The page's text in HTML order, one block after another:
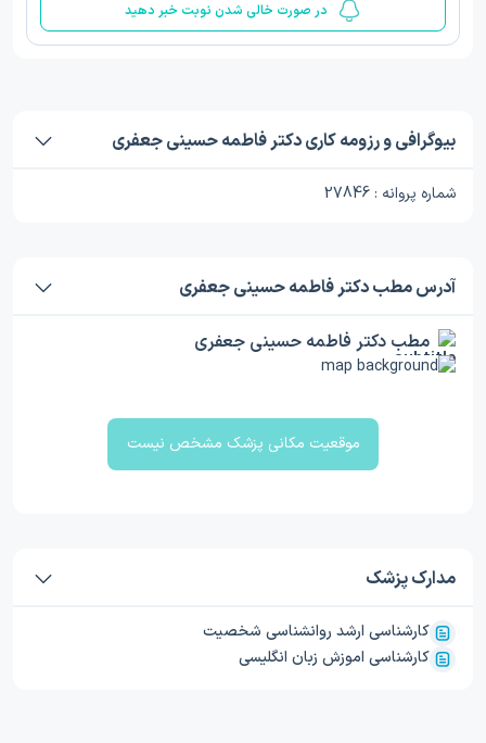
در صورت خالی شدن نوبت خبر دهید
بیوگرافی و رزومه کاری دکتر فاطمه حسینی جعفری
شماره پروانه : 27846
آدرس مطب دکتر فاطمه حسینی جعفری
مطب دکتر فاطمه حسینی جعفری
موقعیت مکانی پزشک مشخص نیست
مدارک پزشک
کارشناسی ارشد روانشناسی شخصیت
کارشناسی اموزش زبان انگلیسی